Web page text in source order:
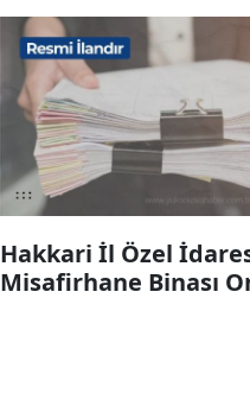
Hakkari İl Özel
Misafirhane Binası